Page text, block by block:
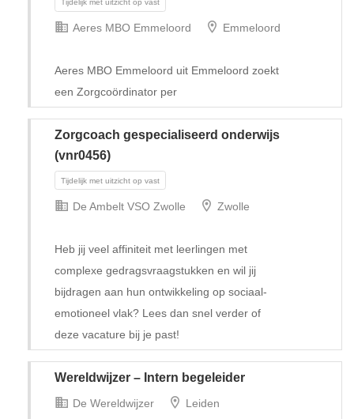
Aeres MBO Emmeloord Emmeloord
Aeres MBO Emmeloord uit Emmeloord zoekt
een Zorgcoördinator per
Zorgcoach gespecialiseerd onderwijs
(vnr0456)
Tijdelijk met uitzicht op vast
De Ambelt VSO Zwolle Zwolle
Heb jij veel affiniteit met leerlingen met
complexe gedragsvraagstukken en wil jij
bijdragen aan hun ontwikkeling op sociaal-
emotioneel vlak? Lees dan snel verder of
deze vacature bij je past!
Wereldwijzer – Intern begeleider
De Wereldwijzer Leiden